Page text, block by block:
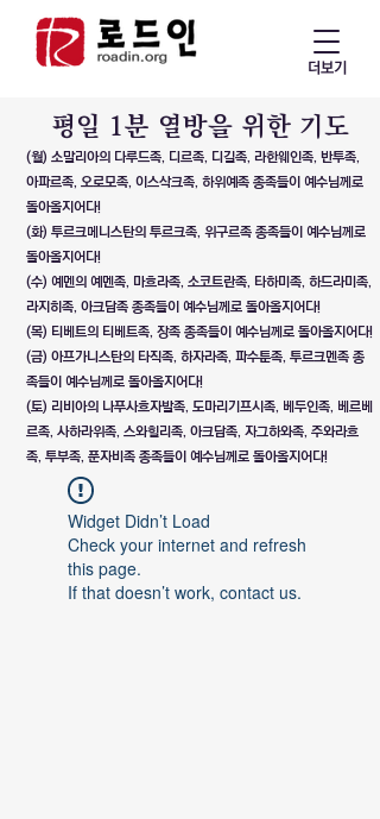
더보기
​평일 1분 열방을 위한 기도
(월) 소말리아의 다루드족, 디르족, 디길족, 라한웨인족, 반투족,
아파르족, 오로모족, 이스삭크족, 하위예족 종족들이 예수님께로
돌아올지어다!
(화) 투르크메니스탄의 투르크족, 위구르족 종족들이 예수님께로
돌아올지어다!
(수) 예멘의 예멘족, 마흐라족, 소코트란족, 타하미족, 하드라미족,
라지히족, 아크담족 종족들이 예수님께로 돌아올지어다!
(목) 티베트의 티베트족, 장족 종족들이 예수님께로 돌아올지어다!
(금) 아프가니스탄의 타직족, 하자라족, 파수툰족, 투르크멘족 종
족들이 예수님께로 돌아올지어다!
(토) 리비아의 나푸사흐자발족, 도마리기프시족, 베두인족, 베르베
르족, 사하라위족, 스와힐리족, 아크담족, 자그하와족, 주와라흐
족, 투부족, 푼자비족 종족들이 예수님께로 돌아올지어다!
Widget Didn’t Load
Check your internet and refresh
this page.
If that doesn’t work, contact us.